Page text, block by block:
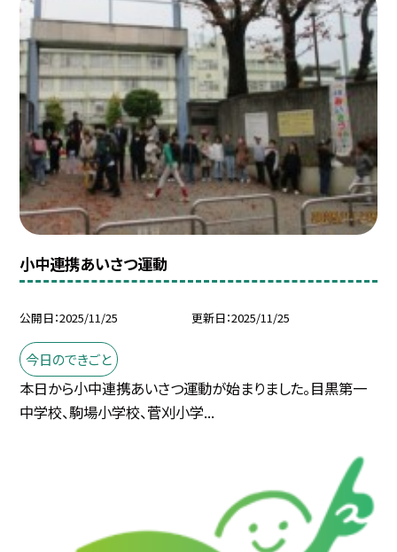
小中連携あいさつ運動
公開日 2025/11/25 更新日 2025/11/25
今日のできごと
本日から小中連携あいさつ運動が始まりました。目黒第一
中学校、駒場小学校、菅刈小学...